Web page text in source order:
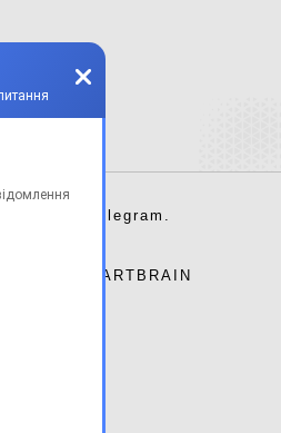
Telegram.
ARTBRAIN